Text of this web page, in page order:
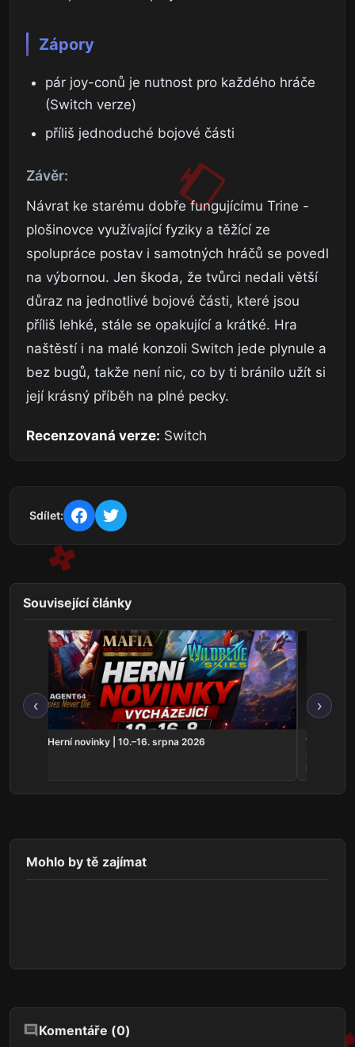
Zápory
pár joy-conů je nutnost pro každého hráče
(Switch verze)
příliš jednoduché bojové části
Závěr:
Návrat ke starému dobře fungujícímu Trine -
plošinovce využívající fyziky a těžící ze
spolupráce postav i samotných hráčů se povedl
na výbornou. Jen škoda, že tvůrci nedali větší
důraz na jednotlivé bojové části, které jsou
příliš lehké, stále se opakující a krátké. Hra
naštěstí i na malé konzoli Switch jede plynule a
bez bugů, takže není nic, co by ti bránilo užít si
její krásný příběh na plné pecky.
Recenzovaná verze: Switch
Sdílet:
Související články
‹
Herní novinky | 10.–16. srpna 2026
THQ
Samurai,
Hunter 2
›
Mohlo by tě zajímat
Komentáře (0)